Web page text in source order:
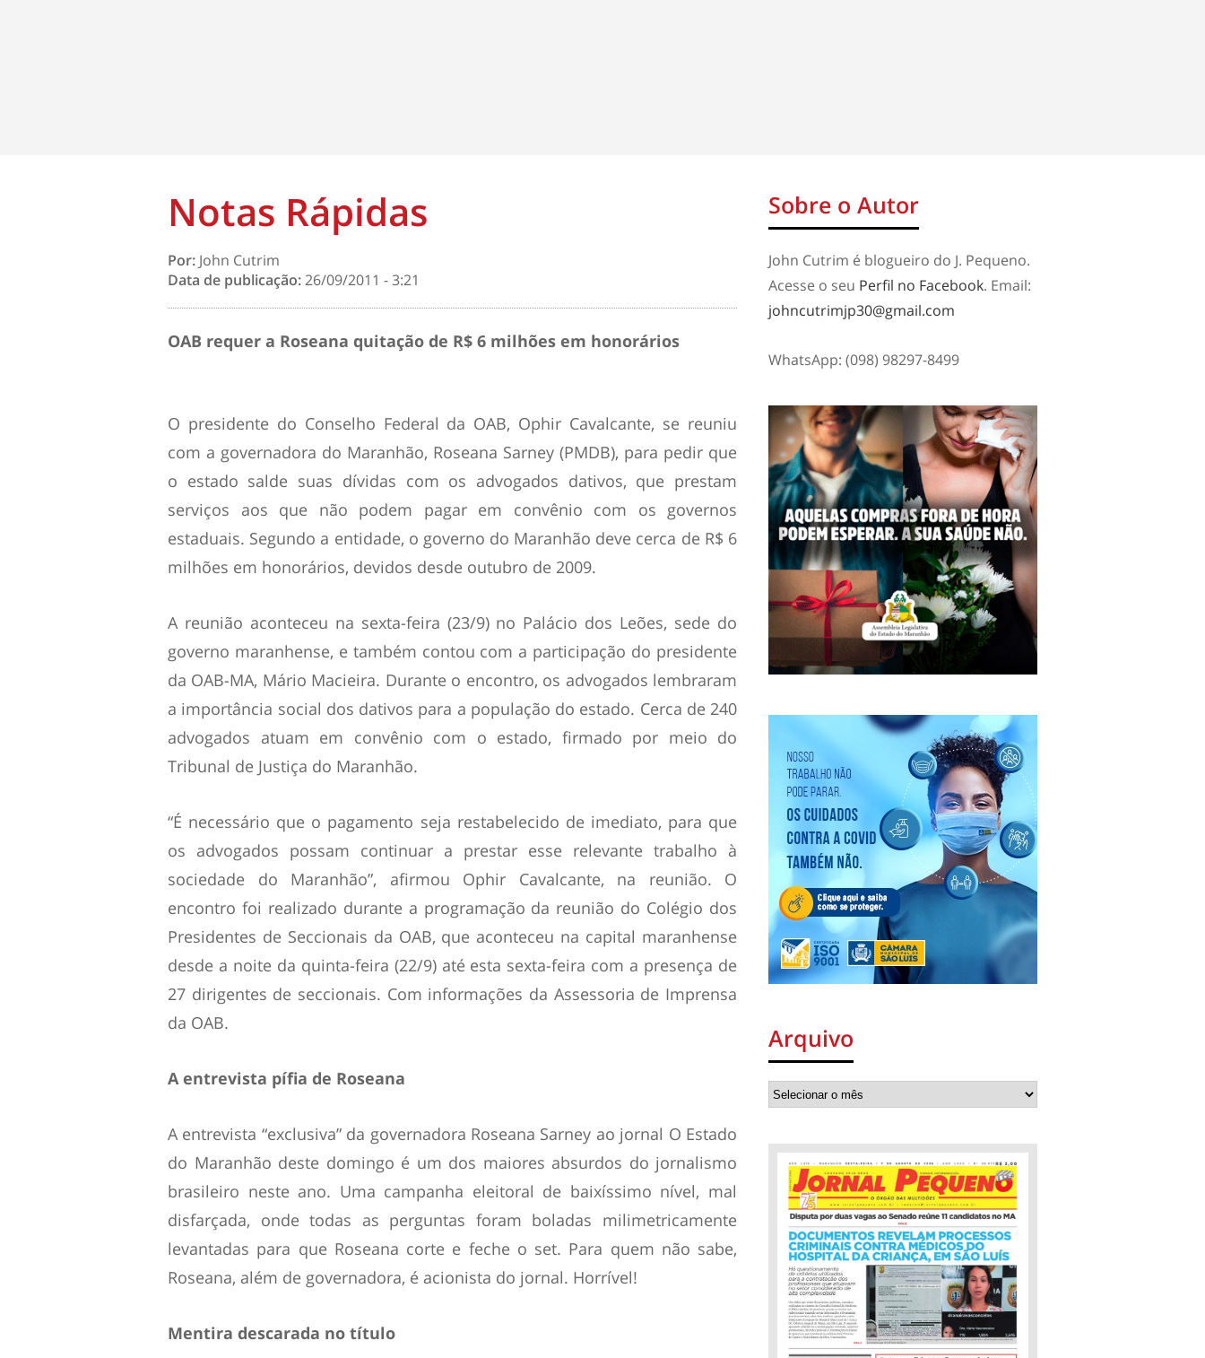
Notas Rápidas
Por: John Cutrim
Data de publicação:26/09/2011 - 3:21
OAB requer a Roseana quitação de R$ 6 milhões em honorários
O presidente do Conselho Federal da OAB, Ophir Cavalcante, se reuniu
com a governadora do Maranhão, Roseana Sarney (PMDB), para pedir que
o estado salde suas dívidas com os advogados dativos, que prestam
serviços aos que não podem pagar em convênio com os governos
estaduais. Segundo a entidade, o governo do Maranhão deve cerca de R$ 6
milhões em honorários, devidos desde outubro de 2009.
A reunião aconteceu na sexta-feira (23/9) no Palácio dos Leões, sede do
governo maranhense, e também contou com a participação do presidente
da OAB-MA, Mário Macieira. Durante o encontro, os advogados lembraram
a importância social dos dativos para a população do estado. Cerca de 240
advogados atuam em convênio com o estado, firmado por meio do
Tribunal de Justiça do Maranhão.
“É necessário que o pagamento seja restabelecido de imediato, para que
os advogados possam continuar a prestar esse relevante trabalho à
sociedade do Maranhão”, afirmou Ophir Cavalcante, na reunião. O
encontro foi realizado durante a programação da reunião do Colégio dos
Presidentes de Seccionais da OAB, que aconteceu na capital maranhense
desde a noite da quinta-feira (22/9) até esta sexta-feira com a presença de
27 dirigentes de seccionais. Com informações da Assessoria de Imprensa
da OAB.
A entrevista pífia de Roseana
A entrevista “exclusiva” da governadora Roseana Sarney ao jornal O Estado
do Maranhão deste domingo é um dos maiores absurdos do jornalismo
brasileiro neste ano. Uma campanha eleitoral de baixíssimo nível, mal
disfarçada, onde todas as perguntas foram boladas milimetricamente
levantadas para que Roseana corte e feche o set. Para quem não sabe,
Roseana, além de governadora, é acionista do jornal. Horrível!
Mentira descarada no título
Sobre o Autor
John Cutrim é blogueiro do J. Pequeno.
Acesse o seu Perfil no Facebook. Email:
johncutrimjp30@gmail.com
WhatsApp: (098) 98297-8499
Arquivo